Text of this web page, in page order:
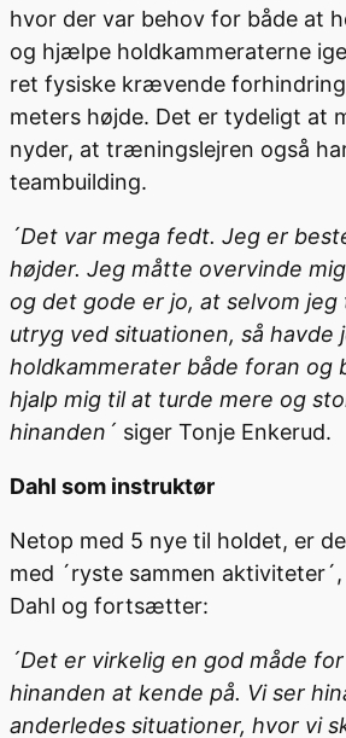
hvor der var behov for både at
og hjælpe holdkammeraterne
ret fysiske krævende
meters højde. Det er tydeligt at
nyder, at træningslejren også
teambuilding.
´Det var mega fedt. Jeg er
højder. Jeg måtte overvinde
og det gode er jo, at selvom
utryg ved situationen, så havde
holdkammerater både foran og
hjalp mig til at turde mere og
hinanden´ siger Tonje Enkerud.
Dahl som instruktør
Netop med 5 nye til holdet, er
med ´ryste sammen
Dahl og fortsætter:
´Det er virkelig en god måde
hinanden at kende på. Vi ser
anderledes situationer, hvor vi